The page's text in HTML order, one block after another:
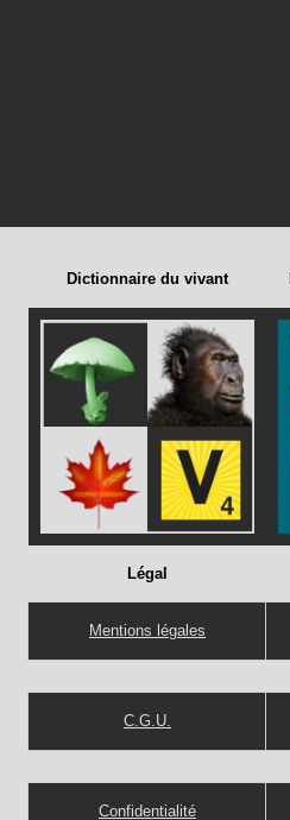
Dictionnaire du vivant
Légal
Mentions légales
C.G.U.
Confidentialité